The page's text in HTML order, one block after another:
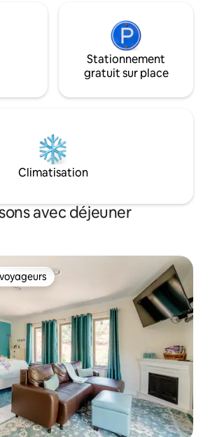
Stationnement
gratuit sur place
Climatisation
avec déjeuner
parmi les plus aimés